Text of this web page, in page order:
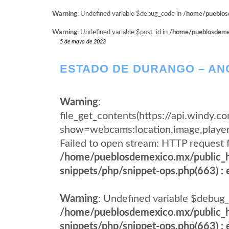
Warning: Undefined variable $debug_code in /home/
Warning: Undefined variable $post_id in /home/
5 de mayo de 2023
ESTADO DE DURANGO –
Warning:
file_get_contents(https://
Failed to open stream: HTTP
/home/pueblosdemexico.mx/
snippets/php/snippet-ops.php(663) :
Warning: Undefined variable
/home/pueblosdemexico.mx/
snippets/php/snippet-ops.php(663) :